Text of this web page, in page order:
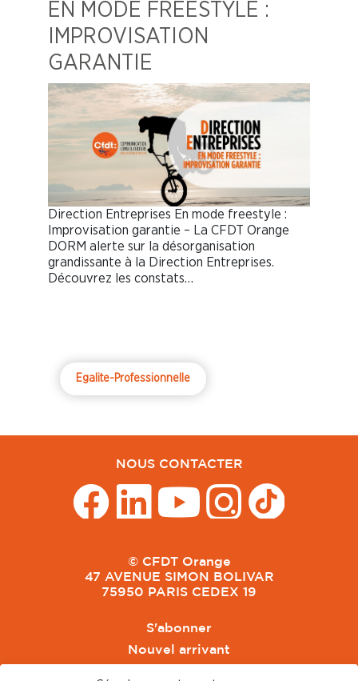
EN MODE FREESTYLE :
IMPROVISATION
GARANTIE
Direction Entreprises En mode freestyle :
Improvisation garantie – La CFDT Orange
DORM alerte sur la désorganisation
grandissante à la Direction Entreprises.
Découvrez les constats…
Egalite-Professionnelle
NOUS CONTACTER
© CFDT Orange
47 AVENUE SIMON BOLIVAR
75950 PARIS CEDEX 19
S'abonner
Nouvel arrivant